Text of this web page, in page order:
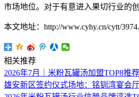
市场地位。对于有意进入果切行业的
本文地址：http://www.cyhy.cn/cytt/
相关推荐
2026年7月｜米粉瓦罐汤加盟TOP8推荐
雄安新区签约仪式场地：铭钏湾宴会